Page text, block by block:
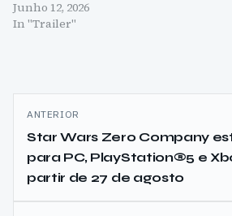
Junho 12, 2026
In "Trailer"
Navegação
de
artigos
ANTERIOR
Star Wars Zero Company
para PC, PlayStation®5 e
partir de 27 de agosto